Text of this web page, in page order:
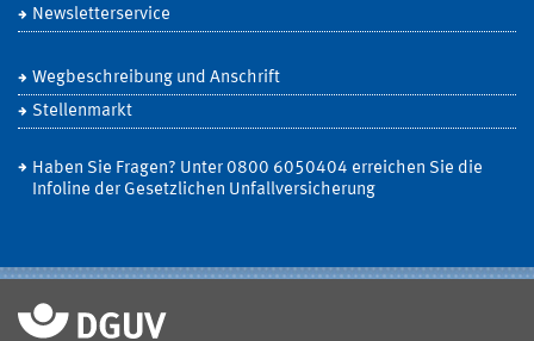
Newsletterservice
Wegbeschreibung und Anschrift
Stellenmarkt
Haben Sie Fragen? Unter 0800 6050404 erreichen Sie die
Infoline der Gesetzlichen Unfallversicherung